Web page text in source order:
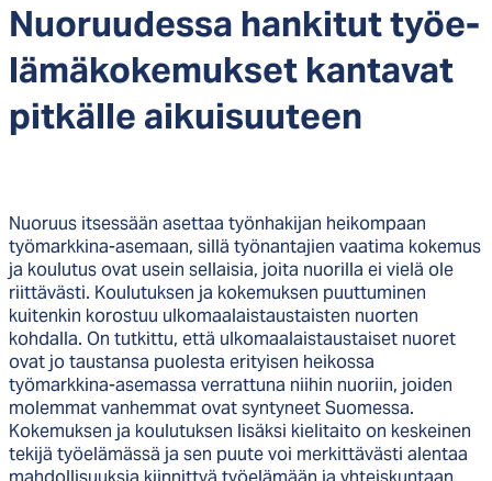
Nuo­ruu­des­sa han­ki­tut työe­
lä­mä­ko­ke­muk­set kan­ta­vat
pit­käl­le ai­kui­suu­teen
Nuoruus itsessään asettaa työnhakijan heikompaan
työmarkkina-asemaan, sillä työnantajien vaatima kokemus
ja koulutus ovat usein sellaisia, joita nuorilla ei vielä ole
riittävästi. Koulutuksen ja kokemuksen puuttuminen
kuitenkin korostuu ulkomaalaistaustaisten nuorten
kohdalla. On tutkittu, että ulkomaalaistaustaiset nuoret
ovat jo taustansa puolesta erityisen heikossa
työmarkkina-asemassa verrattuna niihin nuoriin, joiden
molemmat vanhemmat ovat syntyneet Suomessa.
Kokemuksen ja koulutuksen lisäksi kielitaito on keskeinen
tekijä työelämässä ja sen puute voi merkittävästi alentaa